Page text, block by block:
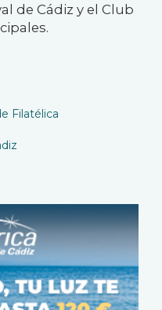
de Cádiz y el Club
Filatélica